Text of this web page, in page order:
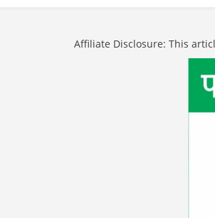
Affiliate Disclosure: This